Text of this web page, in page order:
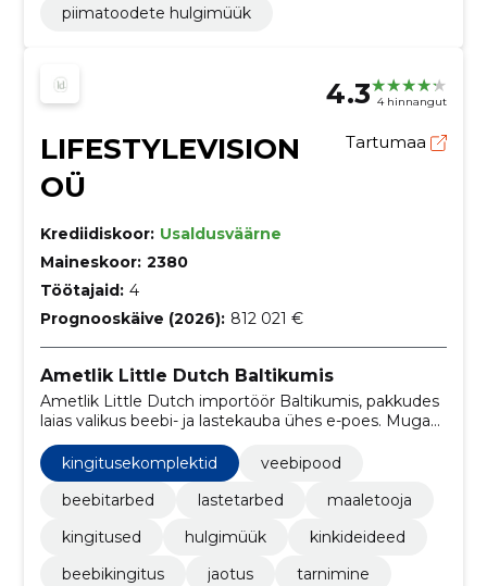
piimatoodete hulgimüük
4.3 4 hinnangut
LIFESTYLEVISION
OÜ
Tartumaa
Krediidiskoor: Usaldusväärne
Maineskoor: 2380
Töötajaid: 4
Prognooskäive (2026): 812 021 €
Ametlik Little Dutch Baltikumis
Ametlik Little Dutch importöör Baltikumis, pakkudes
laias valikus beebi- ja lastekauba ühes e-poes. Mugav
veebipood ja kohaletoimetus kogu regioonis.
kingitusekomplektid
veebipood
beebitarbed
lastetarbed
maaletooja
kingitused
hulgimüük
kinkideideed
beebikingitus
jaotus
tarnimine